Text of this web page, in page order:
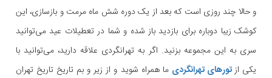
و حالا چند روزی است که بعد از یک دوره شش ماه مرمت و بازسازی، این
کوشک زیبا دوباره برای بازدید باز شده و شما در تعطیلات عید می‌توانید
سری به این مجموعه بزنید. اگر به تهرانگردی علاقه دارید، می‌توانید با
یکی ازتورهای تهرانگردی ما همراه شوید و از زیر و بم تاریخ تاریخ تهران